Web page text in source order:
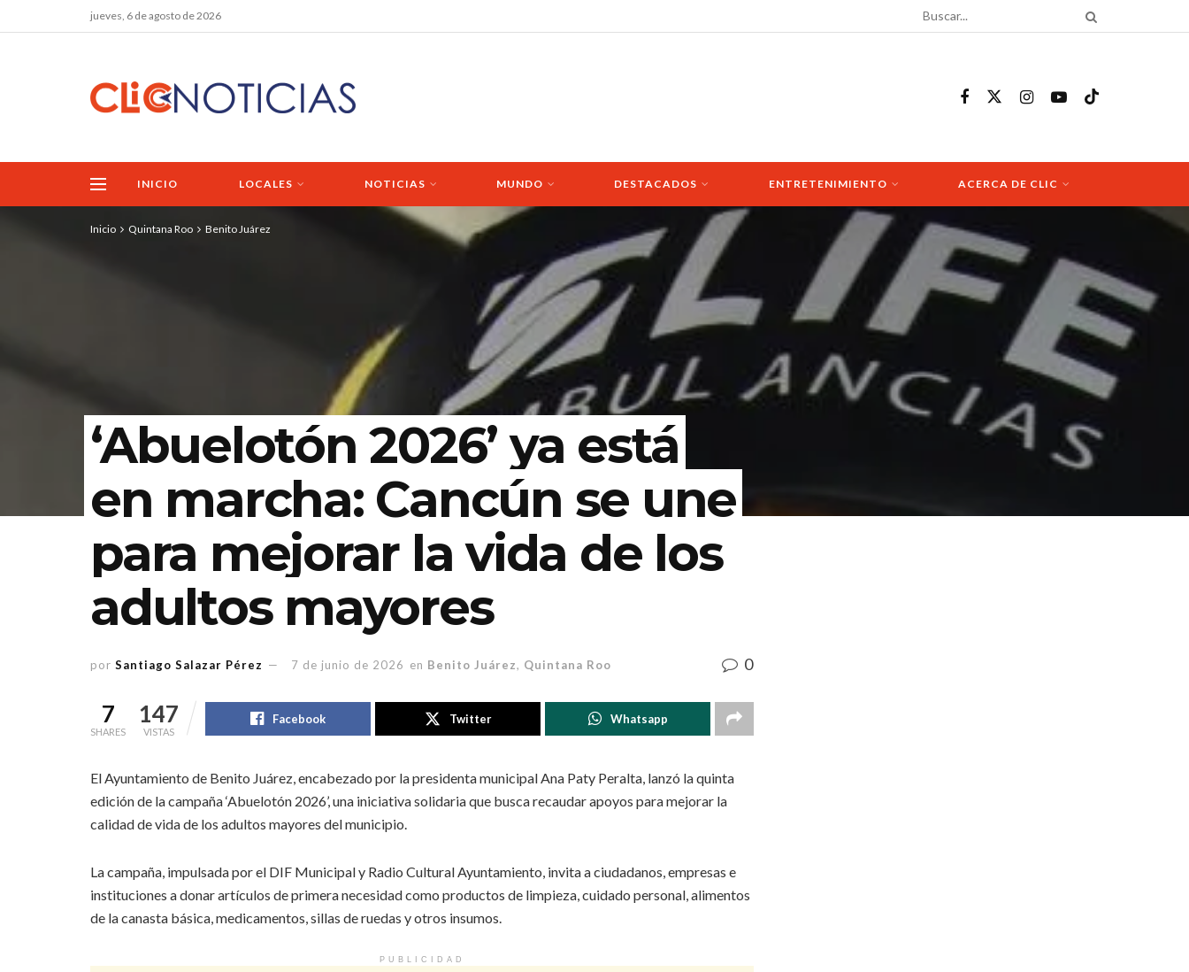
jueves, 6 de agosto de 2026
INICIO LOCALES NOTICIAS MUNDO DESTACADOS ENTRETENIMIENTO ACERCA DE CLIC
Inicio Quintana Roo Benito Juárez
‘Abuelotón 2026’ ya está
en marcha: Cancún se une
para mejorar la vida de los
adultos mayores
por Santiago Salazar Pérez 7 de junio de 2026 en Benito Juárez, Quintana Roo 0
7
SHARES
147
VISTAS
Facebook Twitter Whatsapp
El Ayuntamiento de Benito Juárez, encabezado por la presidenta municipal Ana Paty Peralta, lanzó la quinta
edición de la campaña ‘Abuelotón 2026’, una iniciativa solidaria que busca recaudar apoyos para mejorar la
calidad de vida de los adultos mayores del municipio.
La campaña, impulsada por el DIF Municipal y Radio Cultural Ayuntamiento, invita a ciudadanos, empresas e
instituciones a donar artículos de primera necesidad como productos de limpieza, cuidado personal, alimentos
de la canasta básica, medicamentos, sillas de ruedas y otros insumos.
PUBLICIDAD